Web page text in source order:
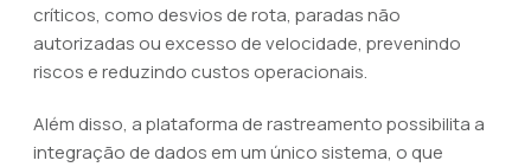
críticos, como desvios de rota, paradas não
autorizadas ou excesso de velocidade, prevenindo
riscos e reduzindo custos operacionais.
Além disso, a plataforma de rastreamento possibilita a
integração de dados em um único sistema, o que